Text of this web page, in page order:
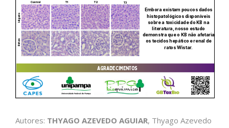
Autores: THYAGO AZEVEDO AGUIAR, Thyago Azevedo